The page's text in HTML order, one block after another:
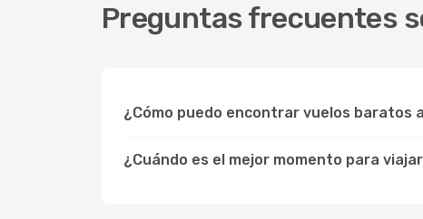
Preguntas frecuentes
¿Cómo puedo encontrar vuelos baratos
¿Cuándo es el mejor momento para